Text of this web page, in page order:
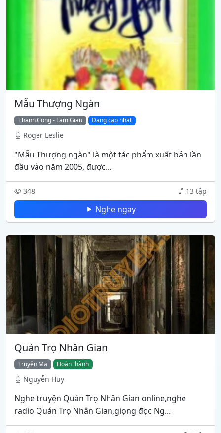
Mẫu Thượng Ngàn
Thành Công - Làm Giàu Đang cập nhật
Roger Leslie
"Mẫu Thượng ngàn" là một tác phẩm xuất bản lần
đầu vào năm 2005, được...
348 13 tập
Nghe ngay
Quán Trọ Nhân Gian
Truyện Ma Hoàn thành
Nguyễn Huy
Nghe truyện Quán Trọ Nhân Gian online,nghe
radio Quán Trọ Nhân Gian,giọng đọc Ng...